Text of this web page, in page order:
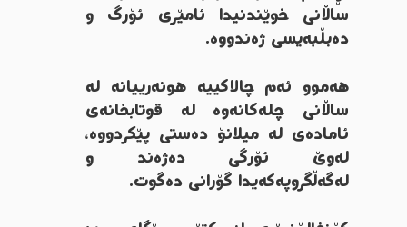
ساڵانی خوێندنیدا ئامێری ئۆرگ و
دەبڵبەیسی ژەندووە.
هەموو ئەم چالاکییە ھونەرییانە لە
ساڵانی
چلەکانەوە لە
قوتابخانەی
ئامادەی لە میلانۆ دەستی پێکردووە،
لەوێ
ئۆرگی دەژەند
و
لەگەڵگروپەکەیدا گۆرانی دەگوت.